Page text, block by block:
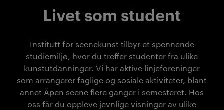
Livet som student
Institutt for scenekunst tilbyr et spennende
studiemiljø, hvor du treffer studenter fra ulike
kunstutdanninger. Vi har aktive linjeforeninger
som arrangerer faglige og sosiale aktiviteter, blant
annet Åpen scene flere ganger i semesteret. Hos
oss får du oppleve jevnlige visninger av ulike